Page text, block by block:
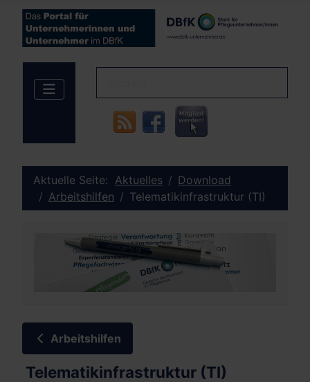
Aktuelle Seite: Aktuelles
Download
Arbeitshilfen
Telematikinfrastruktur (TI)
Arbeitshilfen
Telematikinfrastruktur (TI)